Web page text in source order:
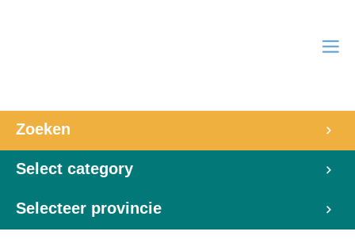
Zoeken
Select category
Selecteer provincie